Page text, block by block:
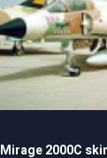
Mirage 2000C